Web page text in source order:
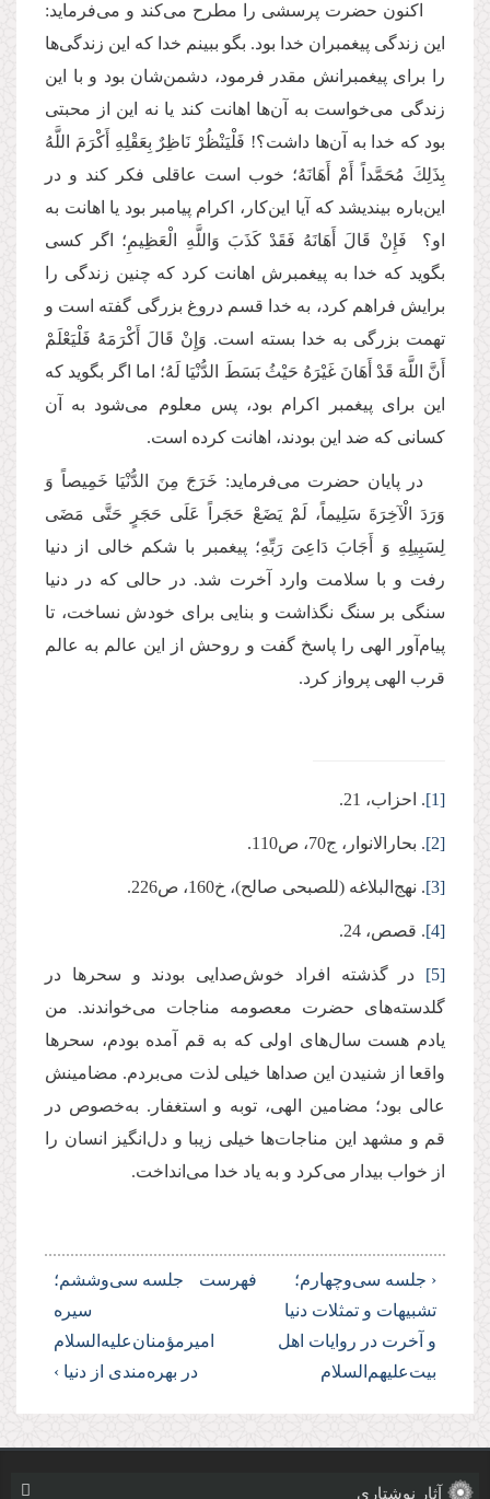
اکنون حضرت پرسشی را مطرح می‌کند و می‌فرماید:
این زندگی پیغمبران خدا بود. بگو ببینم خدا که این زندگی‌ها
را برای پیغمبرانش مقدر فرمود، دشمن‌شان بود و با این
زندگی می‌خواست به آن‌ها اهانت کند یا نه این از محبتی
بود که خدا به آن‌ها داشت؟! فَلْیَنْظُرْ نَاظِرٌ بِعَقْلِهِ أَكْرَمَ اللَّهُ
بِذَلِكَ مُحَمَّداً أَمْ أَهَانَهُ؛ خوب است عاقلی فکر کند و در
این‌باره بیندیشد که آیا این‌کار، اکرام پیامبر بود یا اهانت به
او؟ فَإِنْ قَالَ أَهَانَهُ فَقَدْ كَذَبَ وَاللَّهِ الْعَظِیمِ؛ اگر کسی
بگوید که خدا به پیغمبرش اهانت کرد که چنین زندگی را
برایش فراهم کرد، به خدا قسم دروغ بزرگی گفته است و
تهمت بزرگی به خدا بسته است. وَإِنْ قَالَ أَكْرَمَهُ فَلْیَعْلَمْ
أَنَّ اللَّهَ قَدْ أَهَانَ غَیْرَهُ حَیْثُ بَسَطَ الدُّنْیَا لَهُ؛ اما اگر بگوید که
این برای پیغمبر اکرام بود، پس معلوم می‌شود به آن
کسانی که ضد این بودند، اهانت کرده است.
در پایان حضرت می‌فرماید: خَرَجَ مِنَ الدُّنْیَا خَمِیصاً وَ
وَرَدَ الْآخِرَةَ سَلِیماً، لَمْ یَضَعْ حَجَراً عَلَى حَجَرٍ حَتَّى مَضَى
لِسَبِیلِهِ وَ أَجَابَ دَاعِیَ رَبِّهِ؛ پیغمبر با شکم خالی از دنیا
رفت و با سلامت وارد آخرت شد. در حالی که در دنیا
سنگی بر سنگ نگذاشت و بنایی برای خودش نساخت، تا
پیام‌آور الهی را پاسخ گفت و روحش از این عالم به عالم
قرب الهی پرواز کرد.
[1]. احزاب، 21.
[2]. بحارالانوار، ج70، ص110.
[3]. نهج‌البلاغه (للصبحی صالح)، خ160، ص226.
[4]. قصص، 24.
[5] در گذشته افراد خوش‌صدایی بودند و سحرها در
گلدسته‌های حضرت معصومه مناجات می‌خواندند. من
یادم هست سال‌های اولی که به قم آمده بودم، سحرها
واقعا از شنیدن این صداها خیلی لذت می‌بردم. مضامینش
عالی بود؛ مضامین الهی، توبه و استغفار. به‌خصوص در
قم و مشهد این مناجات‌ها خیلی زیبا و دل‌انگیز انسان را
از خواب بیدار می‌کرد و به یاد خدا می‌انداخت.
‹ جلسه سی‌وچهارم؛
تشبیهات و تمثلات دنیا
و آخرت در روایات اهل
بیت‌علیهم‌السلام
فهرست
جلسه سی‌وششم؛
سیره
امیرمؤمنان‌علیه‌السلام
در بهره‌مندی از دنیا ›
آثار نوشتاری